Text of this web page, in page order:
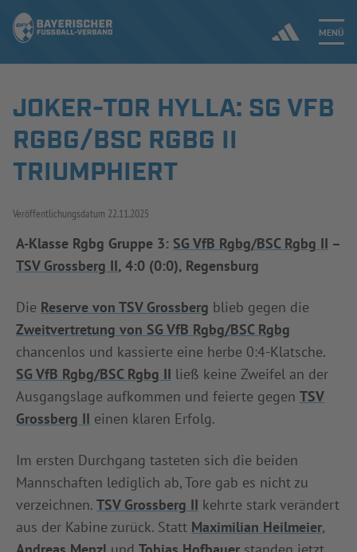
MENÜ
Jetzt einloggen
ERGEBNISSE & WETTBEWERBE
SPIELBETRIEB & VERBANDSLEBEN
AUSBILDUNG & FÖRDERUNG
DER VERBAND
INFOTHEK SPIELPLUS
JOKER-TOR HYLLA: SG VFB
RGBG/BSC RGBG II
TRIUMPHIERT
Veröffentlichungsdatum 22.11.2025
A-Klasse Rgbg Gruppe 3: SG VfB Rgbg/BSC Rgbg II –
TSV Grossberg II, 4:0 (0:0), Regensburg
Die Reserve von TSV Grossberg blieb gegen die
Zweitvertretung von SG VfB Rgbg/BSC Rgbg
chancenlos und kassierte eine herbe 0:4-Klatsche.
SG VfB Rgbg/BSC Rgbg II ließ keine Zweifel an der
Ausgangslage aufkommen und feierte gegen TSV
Grossberg II einen klaren Erfolg.
Im ersten Durchgang tasteten sich die beiden
Mannschaften lediglich ab, Tore gab es nicht zu
verzeichnen. TSV Grossberg II kehrte stark verändert
aus der Kabine zurück. Statt Maximilian Heilmeier,